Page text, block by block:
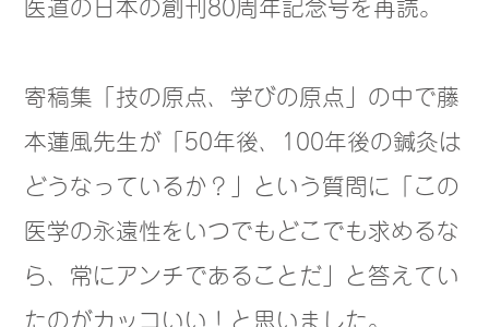
寄稿集「技の原点、学びの原点」の中で藤
本蓮風先生が「50年後、100年後の鍼灸は
どうなっているか？」という質問に「この
医学の永遠性をいつでもどこでも求めるな
ら、常にアンチであることだ」と答えてい
たのがカッコいい！と思いました。